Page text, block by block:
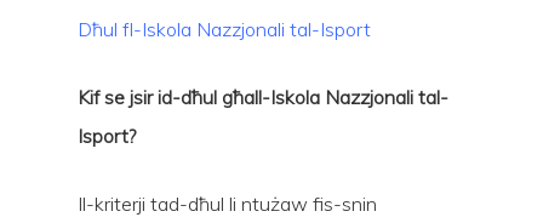
Dħul fl-Iskola Nazzjonali tal-Isport
Kif se jsir id-dħul għall-Iskola Nazzjonali tal-
Isport?
Il-kriterji tad-dħul li ntużaw fis-snin